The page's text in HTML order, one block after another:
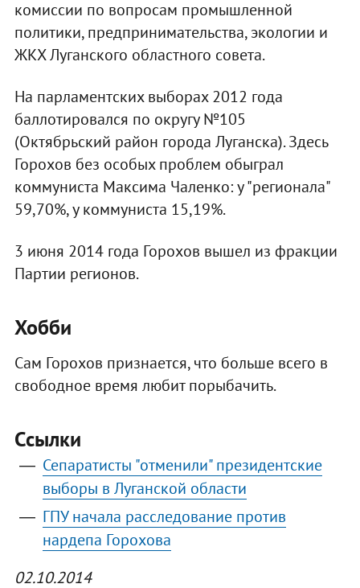
комиссии по вопросам промышленной
политики, предпринимательства, экологии и
ЖКХ Луганского областного совета.
На парламентских выборах 2012 года
баллотировался по округу №105
(Октябрьский район города Луганска). Здесь
Горохов без особых проблем обыграл
коммуниста Максима Чаленко: у "регионала"
59,70%, у коммуниста 15,19%.
3 июня 2014 года Горохов вышел из фракции
Партии регионов.
Хобби
Сам Горохов признается, что больше всего в
свободное время любит порыбачить.
Ссылки
Сепаратисты "отменили" президентские
выборы в Луганской области
ГПУ начала расследование против
нардепа Горохова
02.10.2014